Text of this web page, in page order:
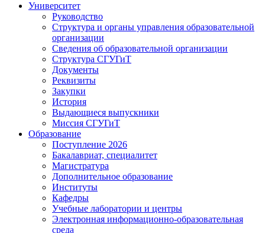
Университет
Руководство
Структура и органы управления образовательной
организации
Сведения об образовательной организации
Структура СГУГиТ
Документы
Реквизиты
Закупки
История
Выдающиеся выпускники
Миссия СГУГиТ
Образование
Поступление 2026
Бакалавриат, специалитет
Магистратура
Дополнительное образование
Институты
Кафедры
Учебные лаборатории и центры
Электронная информационно-образовательная
среда